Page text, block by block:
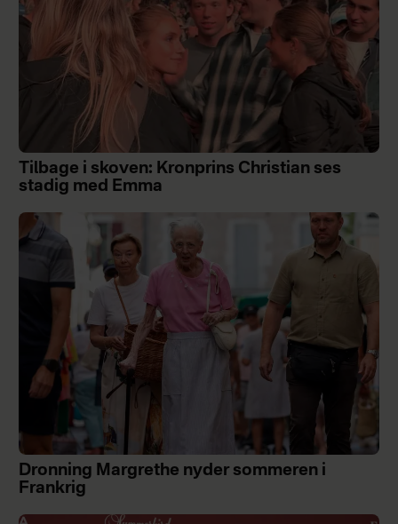
Tilbage i skoven: Kronprins Christian ses
stadig med Emma
Dronning Margrethe nyder sommeren i
Frankrig